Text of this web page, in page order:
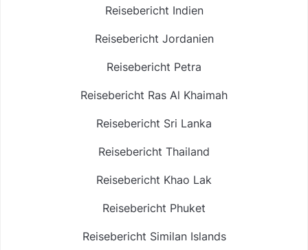
Reisebericht Indien
Reisebericht Jordanien
Reisebericht Petra
Reisebericht Ras Al Khaimah
Reisebericht Sri Lanka
Reisebericht Thailand
Reisebericht Khao Lak
Reisebericht Phuket
Reisebericht Similan Islands